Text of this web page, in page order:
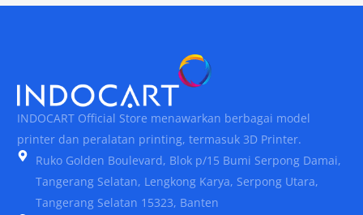
INDOCART Official Store menawarkan berbagai model
printer dan peralatan printing, termasuk 3D Printer.
Ruko Golden Boulevard, Blok p/15 Bumi Serpong Damai,
Tangerang Selatan, Lengkong Karya, Serpong Utara,
Tangerang Selatan 15323, Banten